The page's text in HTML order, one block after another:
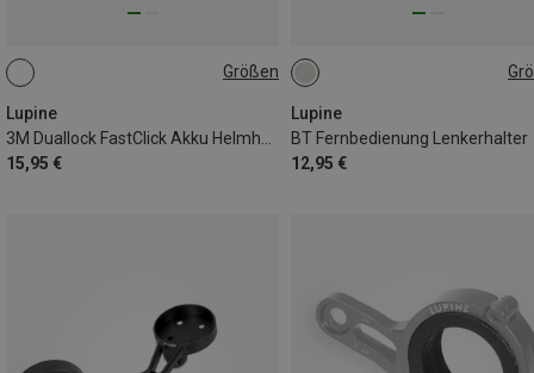
Größen
Lupine
15,95 €
ONE SIZE
Lupine
BT Fernbedienung Lenkerhalter
12,95 €
22MM